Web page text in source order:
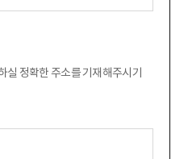
실 정확한 주소를 기재해주시기